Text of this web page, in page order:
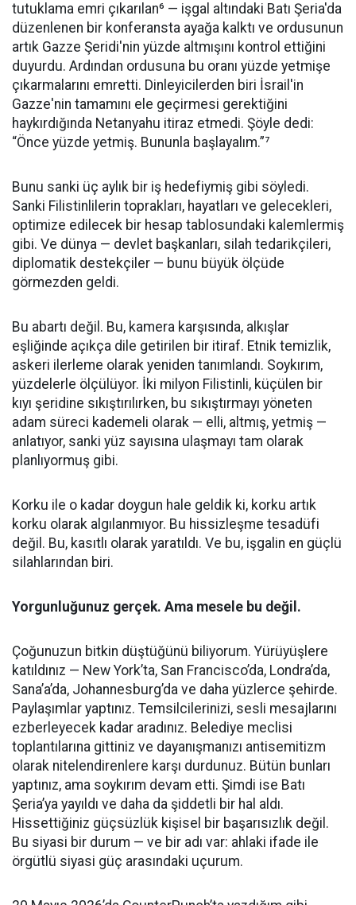
tutuklama emri çıkarılan⁶ — işgal altındaki Batı Şeria'da
düzenlenen bir konferansta ayağa kalktı ve ordusunun
artık Gazze Şeridi'nin yüzde altmışını kontrol ettiğini
duyurdu. Ardından ordusuna bu oranı yüzde yetmişe
çıkarmalarını emretti. Dinleyicilerden biri İsrail'in
Gazze'nin tamamını ele geçirmesi gerektiğini
haykırdığında Netanyahu itiraz etmedi. Şöyle dedi:
“Önce yüzde yetmiş. Bununla başlayalım.”⁷
Bunu sanki üç aylık bir iş hedefiymiş gibi söyledi.
Sanki Filistinlilerin toprakları, hayatları ve gelecekleri,
optimize edilecek bir hesap tablosundaki kalemlermiş
gibi. Ve dünya — devlet başkanları, silah tedarikçileri,
diplomatik destekçiler — bunu büyük ölçüde
görmezden geldi.
Bu abartı değil. Bu, kamera karşısında, alkışlar
eşliğinde açıkça dile getirilen bir itiraf. Etnik temizlik,
askeri ilerleme olarak yeniden tanımlandı. Soykırım,
yüzdelerle ölçülüyor. İki milyon Filistinli, küçülen bir
kıyı şeridine sıkıştırılırken, bu sıkıştırmayı yöneten
adam süreci kademeli olarak — elli, altmış, yetmiş —
anlatıyor, sanki yüz sayısına ulaşmayı tam olarak
planlıyormuş gibi.
Korku ile o kadar doygun hale geldik ki, korku artık
korku olarak algılanmıyor. Bu hissizleşme tesadüfi
değil. Bu, kasıtlı olarak yaratıldı. Ve bu, işgalin en güçlü
silahlarından biri.
Yorgunluğunuz gerçek. Ama mesele bu değil.
Çoğunuzun bitkin düştüğünü biliyorum. Yürüyüşlere
katıldınız — New York’ta, San Francisco’da, Londra’da,
Sana’a’da, Johannesburg’da ve daha yüzlerce şehirde.
Paylaşımlar yaptınız. Temsilcilerinizi, sesli mesajlarını
ezberleyecek kadar aradınız. Belediye meclisi
toplantılarına gittiniz ve dayanışmanızı antisemitizm
olarak nitelendirenlere karşı durdunuz. Bütün bunları
yaptınız, ama soykırım devam etti. Şimdi ise Batı
Şeria’ya yayıldı ve daha da şiddetli bir hal aldı.
Hissettiğiniz güçsüzlük kişisel bir başarısızlık değil.
Bu siyasi bir durum — ve bir adı var: ahlaki ifade ile
örgütlü siyasi güç arasındaki uçurum.